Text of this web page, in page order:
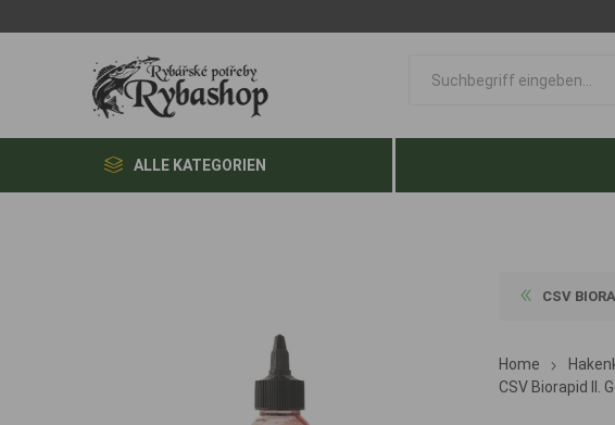
ALLE KATEGORIEN
CSV
Home
CSV Biorapid II.